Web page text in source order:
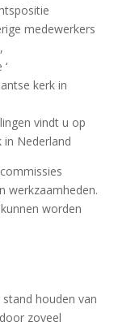
medewerkers
kerk in
vindt u op
in Nederland
werkzaamheden.
worden
houden van
zoveel